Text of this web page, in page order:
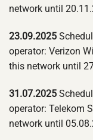
network until
23.09.2025
operator: Verizon
this network until
31.07.2025
operator: Telekom
network until